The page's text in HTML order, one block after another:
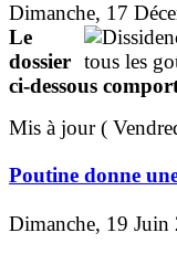
Dimanche, 17
Le
dossier
ci-dessous
Mis à jour (
Poutine donne
Dimanche, 19 Juin